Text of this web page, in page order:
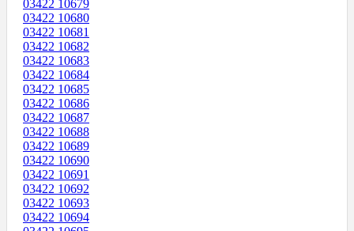
03422 10679
03422 10680
03422 10681
03422 10682
03422 10683
03422 10684
03422 10685
03422 10686
03422 10687
03422 10688
03422 10689
03422 10690
03422 10691
03422 10692
03422 10693
03422 10694